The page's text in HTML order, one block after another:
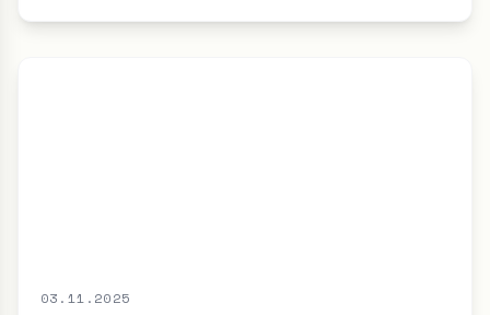
03.11.2025